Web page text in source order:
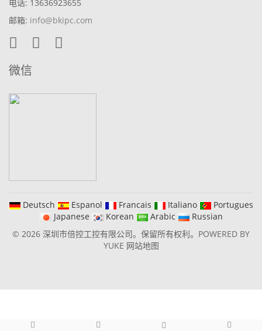
电话: 13636923655
邮箱: info@bkipc.com
微信
Deutsch Espanol Francais Italiano
Portugues
Japanese
Korean Arabic
Russian
© 2026 深圳市倍控工控有限公司。保留所有权利。 POWERED BY
YUKE 网站地图